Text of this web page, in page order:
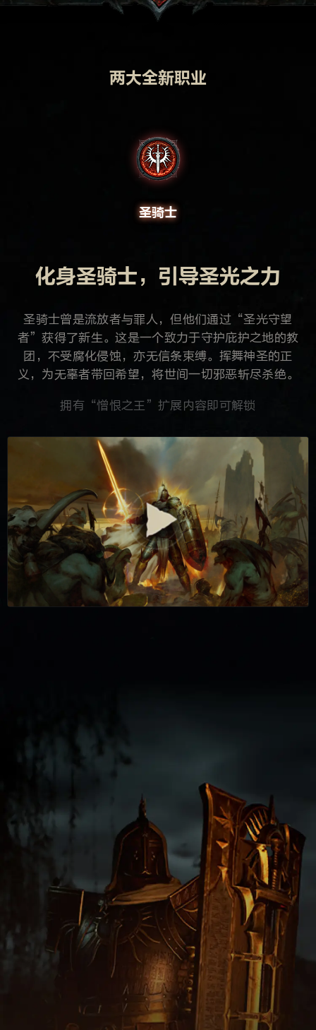
两大全新职业
圣骑士
化身圣骑士，引导圣光之力
圣骑士曾是流放者与罪人，但他们通过“圣光守望
者”获得了新生。这是一个致力于守护庇护之地的教
团，不受腐化侵蚀，亦无信条束缚。挥舞神圣的正
义，为无辜者带回希望，将世间一切邪恶斩尽杀绝。
拥有“憎恨之王”扩展内容即可解锁